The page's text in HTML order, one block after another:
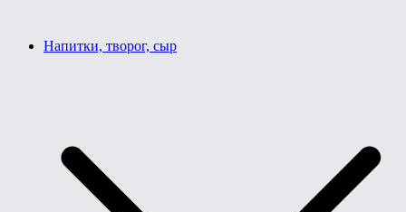
Напитки, творог, сыр